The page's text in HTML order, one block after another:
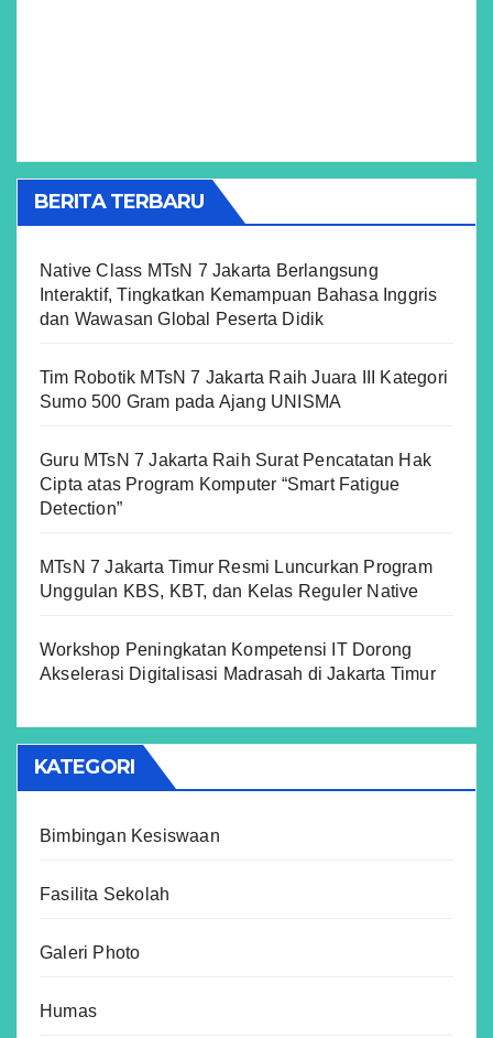
BERITA TERBARU
Native Class MTsN 7 Jakarta Berlangsung
Interaktif, Tingkatkan Kemampuan Bahasa Inggris
dan Wawasan Global Peserta Didik
Tim Robotik MTsN 7 Jakarta Raih Juara III Kategori
Sumo 500 Gram pada Ajang UNISMA
Guru MTsN 7 Jakarta Raih Surat Pencatatan Hak
Cipta atas Program Komputer “Smart Fatigue
Detection”
MTsN 7 Jakarta Timur Resmi Luncurkan Program
Unggulan KBS, KBT, dan Kelas Reguler Native
Workshop Peningkatan Kompetensi IT Dorong
Akselerasi Digitalisasi Madrasah di Jakarta Timur
KATEGORI
Bimbingan Kesiswaan
Fasilita Sekolah
Galeri Photo
Humas